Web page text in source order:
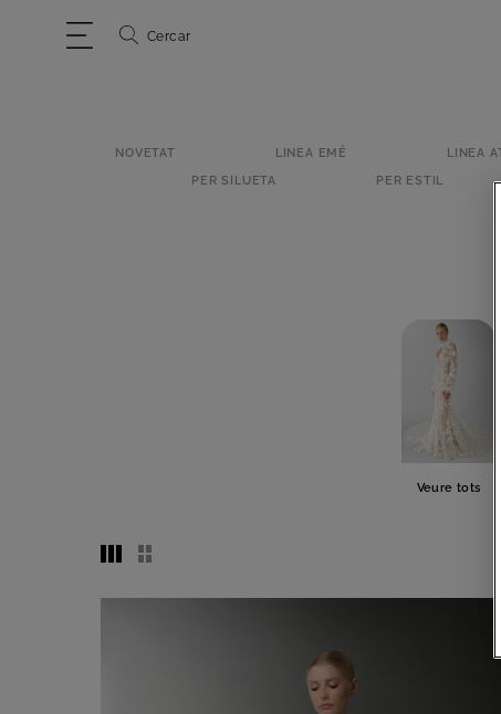
Cercar
NOVETAT LINEA EMÉ LINEA
PER SILUETA
PER ESTIL
Veure tots